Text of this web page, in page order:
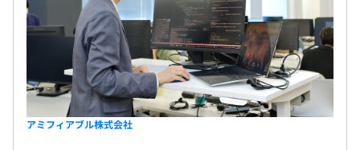
アミフィアブル株式会社